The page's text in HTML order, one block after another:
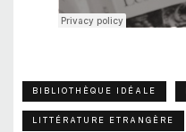
BIBLIOTHÈQUE IDÉALE
LITTÉRATURE ETRANGÈRE